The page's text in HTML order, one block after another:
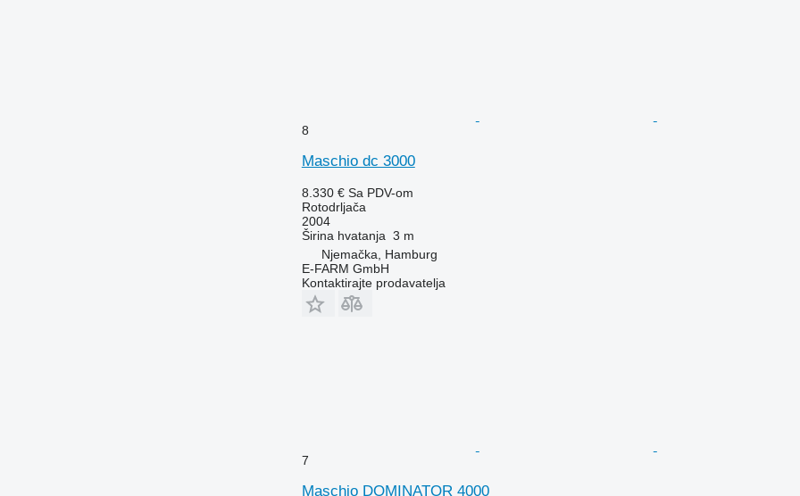
8
Maschio dc 3000
8.330 € Sa PDV-om
Rotodrljača
2004
Širina hvatanja 3 m
Njemačka, Hamburg
E-FARM GmbH
Kontaktirajte prodavatelja
7
Maschio DOMINATOR 4000